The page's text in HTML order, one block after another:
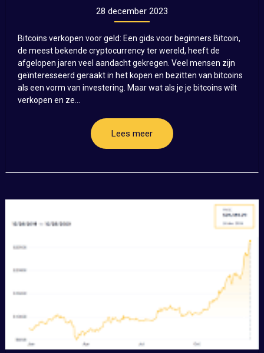
28 december 2023
Bitcoins verkopen voor geld: Een gids voor beginners Bitcoin,
de meest bekende cryptocurrency ter wereld, heeft de
afgelopen jaren veel aandacht gekregen. Veel mensen zijn
geïnteresseerd geraakt in het kopen en bezitten van bitcoins
als een vorm van investering. Maar wat als je je bitcoins wilt
verkopen en ze...
Lees meer